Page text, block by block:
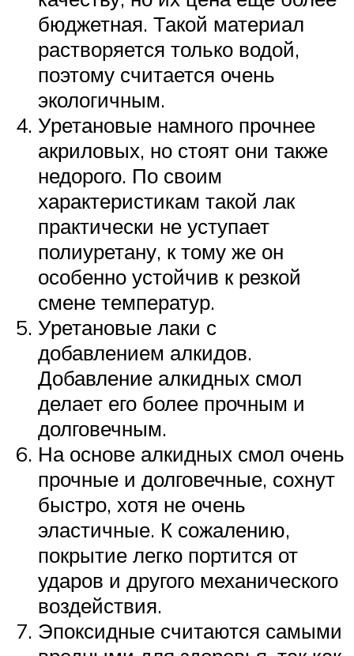
бюджетная. Такой материал
растворяется только водой,
поэтому считается очень
экологичным.
Уретановые намного прочнее
акриловых, но стоят они также
недорого. По своим
характеристикам такой лак
практически не уступает
полиуретану, к тому же он
особенно устойчив к резкой
смене температур.
Уретановые лаки с
добавлением алкидов.
Добавление алкидных смол
делает его более прочным и
долговечным.
На основе алкидных смол очень
прочные и долговечные, сохнут
быстро, хотя не очень
эластичные. К сожалению,
покрытие легко портится от
ударов и другого механического
воздействия.
Эпоксидные считаются самыми